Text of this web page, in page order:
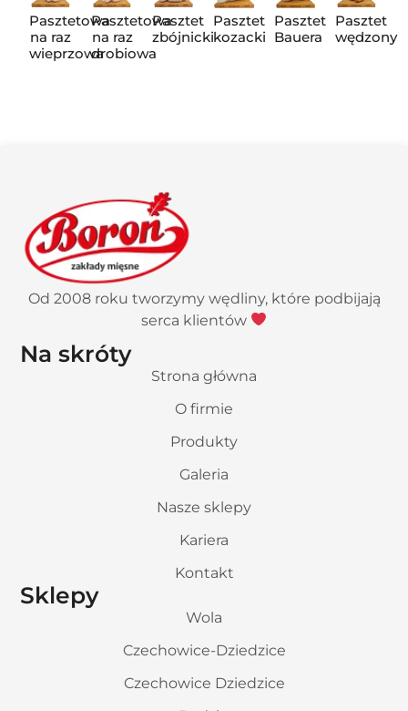
Pasztetowa
na raz
wieprzowa
Pasztetowa
na raz
drobiowa
Pasztet
zbójnicki
Pasztet
kozacki
Pasztet
Bauera
Pasztet
wędzony
Od 2008 roku tworzymy wędliny, które podbijają
serca klientów
Na skróty
Strona główna
O firmie
Produkty
Galeria
Nasze sklepy
Kariera
Kontakt
Sklepy
Wola
Czechowice-Dziedzice
Czechowice Dziedzice